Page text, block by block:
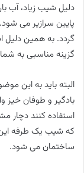
دلیل شیب زیاد، آب
پایین سرازیر می
گردد. به همین دلیل
گزینه مناسبی به
البته باید به این
بادگیر و طوفان خیز
استفاده کنند دچار
که شیب یک طرفه
ساختمان می شود.